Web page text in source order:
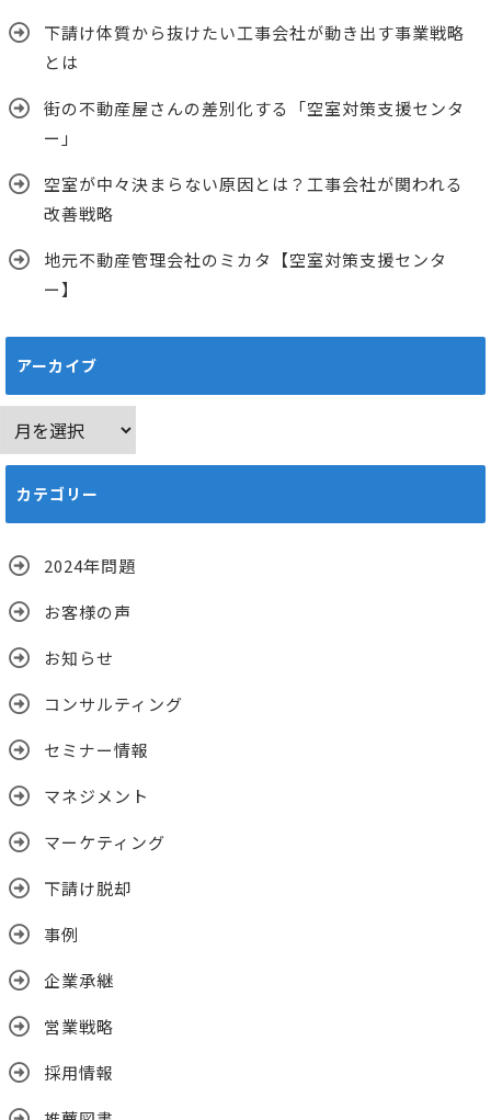
下請け体質から抜けたい工事会社が動き出す事業戦略
とは
街の不動産屋さんの差別化する「空室対策支援センタ
ー」
空室が中々決まらない原因とは？工事会社が関われる
改善戦略
地元不動産管理会社のミカタ【空室対策支援センタ
ー】
アーカイブ
ー
カ
ブ
カテゴリー
2024年問題
お客様の声
お知らせ
コンサルティング
セミナー情報
マネジメント
マーケティング
下請け脱却
事例
企業承継
営業戦略
採用情報